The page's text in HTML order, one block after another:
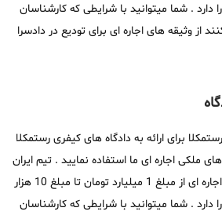
دارد . شما میتوانید با شرایطی که کارشناسان
از وثیقه های اجاره ای برای تودیع در دادسرا
برای ارائه به دادگاه های کیفری رستمکلا
ملکی اجاره ای ما استفاده نمایید . تیم ایران
سند توانایی تامین وثیقه اجاره ای از مبلغ 1 میلیارد تومان تا مبلغ 10 هزار
دارد . شما میتوانید با شرایطی که کارشناسان